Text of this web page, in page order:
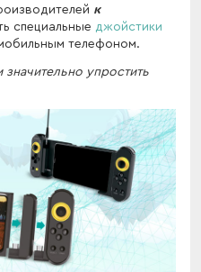
к
специальные джойстики
телефоном.
упростить